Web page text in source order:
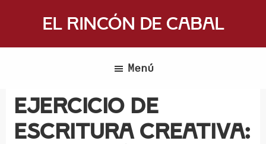
El Rincón de Cabal
reúnen
Menú
Ejercicio de
Escritura Creativa: